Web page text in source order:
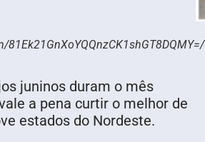
juninos duram o mês
a pena curtir o melhor de
estados do Nordeste.